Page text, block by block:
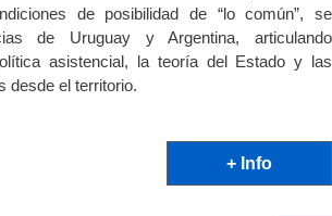
de posibilidad de “lo común”, se
de Uruguay y Argentina, articulando
asistencial, la teoría del Estado y las
desde el territorio.
+ Info